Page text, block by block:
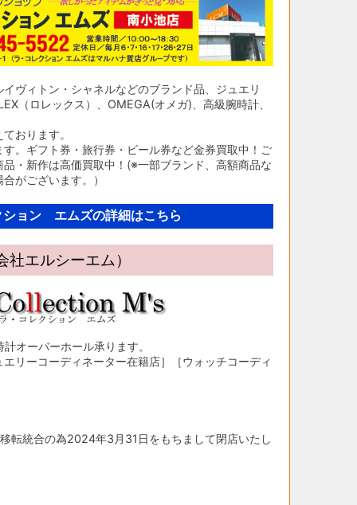
ヴィトン・シャネルなどのブランド品、ジュエリ
（ロレックス）、OMEGA(オメガ)、高級腕時計、
おります。
。ギフト券・旅行券・ビール券など金券買取中！ご
・新作は高価買取中！(※一部ブランド、高額商品な
がございます。）
ション エムズの詳細はこちら
エルシーエム）
オーバーホール承ります。
エリーコーディネーター在籍店］［ウォッチコーディ
転統合の為2024年3月31日をもちまして閉店いたし